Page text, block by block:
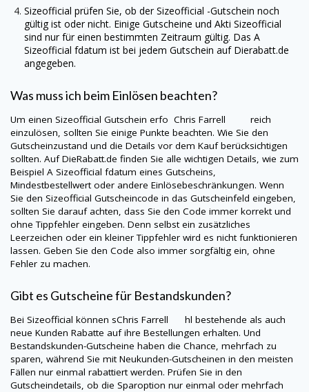
Sizeofficial prüfen Sie, ob derSizeofficial -Gutschein noch
gültig ist oder nicht. Einige Gutscheine und Akti Sizeofficial
sind nur für einen bestimmten Zeitraum gültig. Das A
Sizeofficial fdatum ist bei jedem Gutschein aufDierabatt.de
angegeben.
Was muss ich beim Einlösen beachten?
Um einen Sizeofficial Gutschein erfo Chris Farrell reich
einzulösen, sollten Sie einige Punkte beachten. Wie Sie den
Gutscheinzustand und die Details vor dem Kauf berücksichtigen
sollten. AufDieRabatt.de finden Sie alle wichtigen Details, wie zum
Beispiel A Sizeofficial fdatum eines Gutscheins,
Mindestbestellwert oder andere Einlösebeschränkungen. Wenn
Sie den Sizeofficial Gutscheincode in das Gutscheinfeld eingeben,
sollten Sie darauf achten, dass Sie den Code immer korrekt und
ohne Tippfehler eingeben. Denn selbst ein zusätzliches
Leerzeichen oder ein kleiner Tippfehler wird es nicht funktionieren
lassen. Geben Sie den Code also immer sorgfältig ein, ohne
Fehler zu machen.
Gibt es Gutscheine für Bestandskunden?
Bei Sizeofficial können sChris Farrell hl bestehende als auch
neue Kunden Rabatte auf ihre Bestellungen erhalten. Und
Bestandskunden-Gutscheine haben die Chance, mehrfach zu
sparen, während Sie mit Neukunden-Gutscheinen in den meisten
Fällen nur einmal rabattiert werden. Prüfen Sie in den
Gutscheindetails, ob die Sparoption nur einmal oder mehrfach